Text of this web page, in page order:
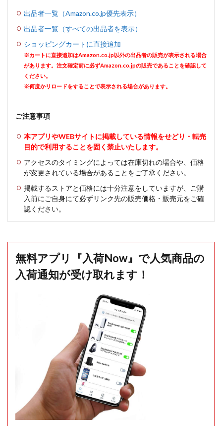
出品者一覧（Amazon.co.jp優先表示）
出品者一覧（すべての出品者を表示）
ショッピングカートに直接追加
※カートに直接追加はAmazon.co.jp以外の出品者の販売が表示される場合
があります。注文確定前に必ずAmazon.co.jpの販売であることを確認して
ください。
※何度かリロードをすることで表示される場合があります。
ご注意事項
本アプリやWEBサイトに掲載している情報をせどり・転売
目的で利用することを固く禁止いたします。
アクセスのタイミングによっては在庫切れの場合や、価格
が変更されている場合があることをご了承ください。
掲載するストアと価格には十分注意をしていますが、ご購
入前にご自身にて必ずリンク先の販売価格・販売元をご確
認ください。
無料アプリ『入荷Now』で人気商品の
入荷通知が受け取れます！